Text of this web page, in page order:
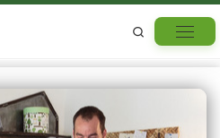
Search